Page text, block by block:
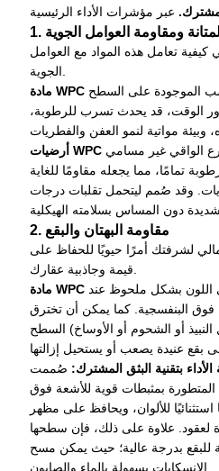
المتانة ومقاومة العوامل الجوية
كيفية تعامل هذه المواد مع العوامل
الموجودة على السطح
الوقت، قد يحدث تسرب للرطوبة،
الواقي غير مسامي
تمامًا، مما يجعله مقاومًا للغاية
وقد صُمم ليتحمل تقلبات درجات
2. مقاومة البهتان والبقع
لشرفتك أمرًا حيويًا للحفاظ على
اللون بشكل ملحوظ عند
البنفسجية. كما يمكن أن تخترق
أو الشحوم أو الأوساخ) السطح
بتقنية البثق المشترك: صُممت
المتطورة بمثبطات قوية للأشعة فوق
للألوان، ويحافظ على مظهر
لعقود. علاوة على ذلك، فإن سطحها
للبقع بدرجة عالية؛ حيث يمكن مسح